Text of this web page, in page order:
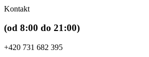
Kontakt
(od 8:00 do 21:00)
+420 731 682 395